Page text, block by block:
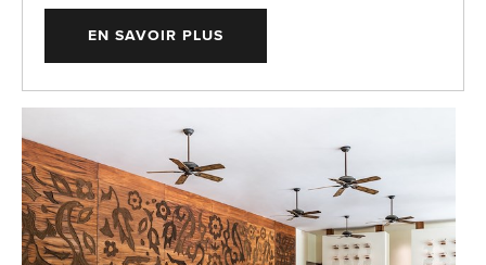
EN SAVOIR PLUS